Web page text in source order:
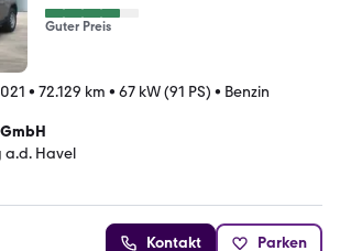
Guter Preis
• 72.129 km • 67 kW (91 PS) • Benzin
a.d. Havel
Kontakt Parken